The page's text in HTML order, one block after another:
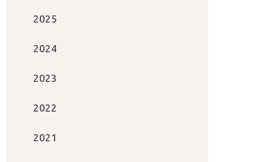
2025
2024
2023
2022
2021